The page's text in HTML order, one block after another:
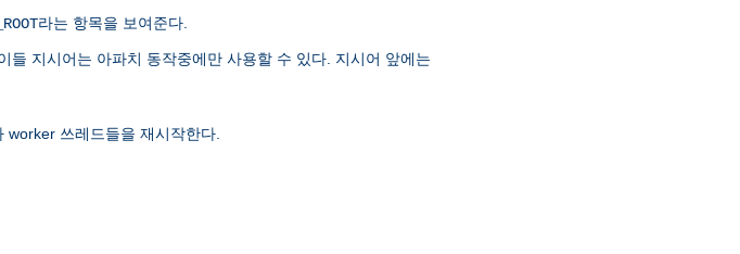
라는 항목을 보여준다.
지시어는 아파치 동작중에만 사용할 수 있다. 지시어 앞에는
쓰레드들을 재시작한다.